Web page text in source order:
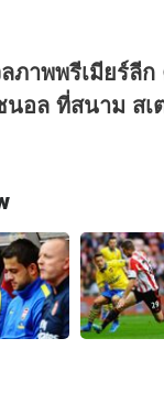
ภาพพรีเมียร์ลีก
นอล ที่สนาม สเ